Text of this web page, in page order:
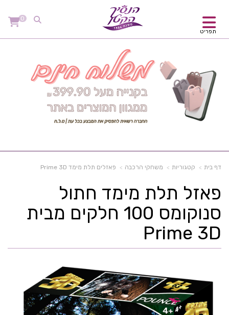
תפריט
0
דף בית קטגוריות משחקי הרכבה פאזלים תלת מימד Prime 3D
פאזל תלת מימד חתול
סנוקומס 100 חלקים מבית
Prime 3D